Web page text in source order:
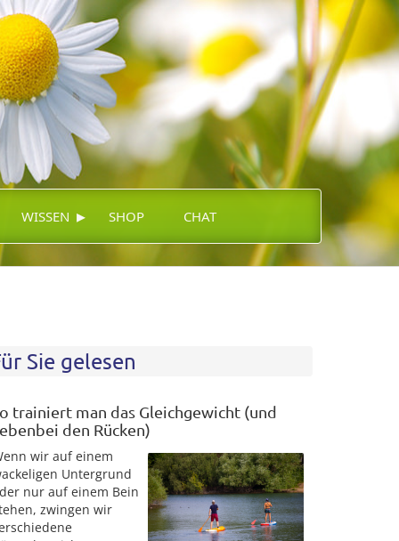
WISSEN ▸ SHOP CHAT
Sie gelesen
trainiert man das Gleichgewicht (und
den Rücken)
wir auf einem
Untergrund
nur auf einem Bein
zwingen wir